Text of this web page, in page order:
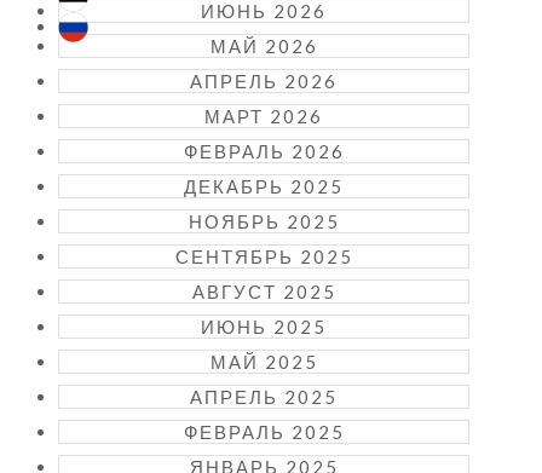
ИЮНЬ 2026
МАЙ 2026
АПРЕЛЬ 2026
МАРТ 2026
ФЕВРАЛЬ 2026
ДЕКАБРЬ 2025
НОЯБРЬ 2025
СЕНТЯБРЬ 2025
АВГУСТ 2025
ИЮНЬ 2025
МАЙ 2025
АПРЕЛЬ 2025
ФЕВРАЛЬ 2025
ЯНВАРЬ 2025